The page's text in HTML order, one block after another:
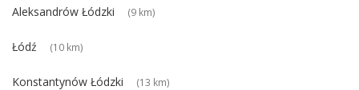
Aleksandrów Łódzki (9 km)
Łódź (10 km)
Konstantynów Łódzki (13 km)